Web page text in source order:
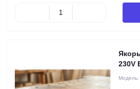
230V
Модель: